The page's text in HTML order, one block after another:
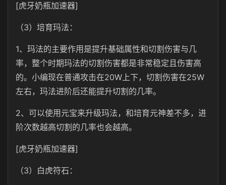
[虎牙奶瓶加速器]
（3）培育玛法：
1、玛法的主要作用是提升基础属性和切割伤害与几
率，整个时期玛法的切割伤害都是非常稳定且伤害高
的。小编现在普通攻击在20W上下，切割伤害在25W
左右，玛法进阶后还能提升切割的几率。
2、可以使用元宝来升级玛法，和培育元神差不多，进
阶次数越高切割的几率也会越高。
[虎牙奶瓶加速器]
（3）白虎符石：